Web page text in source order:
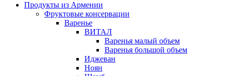
Продукты из Армении
Фруктовые консервации
Варенье
ВИТАЛ
Варенья малый объем
Варенья большой объем
Иджеван
Ноян